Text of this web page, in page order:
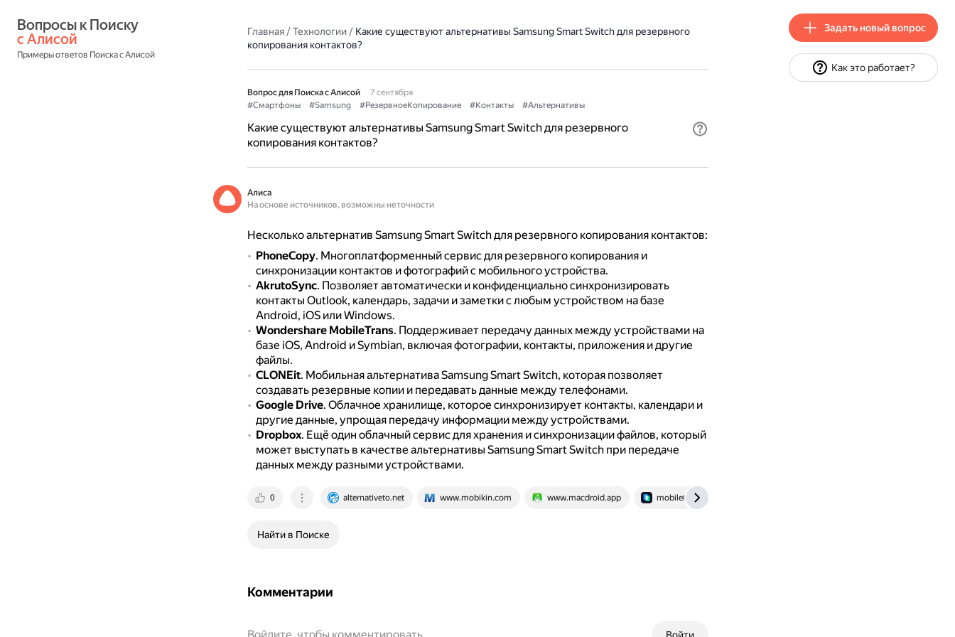
с Алисой
Примеры ответов Поиска с Алисой
Главная/Технологии/ Какие существуют альтернативы Samsung Smart Switch для резервного
копирования контактов?
Вопрос для Поиска с Алисой
7 сентября
#Смартфоны
#Samsung #РезервноеКопирование #Контакты #Альтернативы
Какие существуют альтернативы Samsung Smart Switch для резервного
копирования контактов?
Алиса
На основе источников, возможны неточности
Несколько альтернатив Samsung Smart Switch для резервного копирования контактов:
PhoneCopy. Многоплатформенный сервис для резервного копирования и
синхронизации контактов и фотографий с мобильного устройства.
AkrutoSync. Позволяет автоматически и конфиденциально синхронизировать
контакты Outlook, календарь, задачи и заметки с любым устройством на базе
Android, iOS или Windows.
Wondershare MobileTrans. Поддерживает передачу данных между устройствами на
базе iOS, Android и Symbian, включая фотографии, контакты, приложения и другие
файлы.
CLONEit. Мобильная альтернатива Samsung Smart Switch, которая позволяет
создавать резервные копии и передавать данные между телефонами.
Google Drive. Облачное хранилище, которое синхронизирует контакты, календари и
другие данные, упрощая передачу информации между устройствами.
Dropbox. Ещё один облачный сервис для хранения и синхронизации файлов, который
может выступать в качестве альтернативы Samsung Smart Switch при передаче
данных между разными устройствами.
0 alternativeto.net www.mobikin.com www.macdroid.app mobiletrans.wondershare.com.ru
Найти в Поиске
Комментарии
Задать новый вопрос
Как это работает?